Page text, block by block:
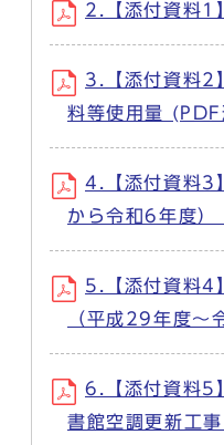
2.【添付資料1
3.【添付資料2
料等使用量 (PDF
4.【添付資料3
から令和6年度
5.【添付資料4
（平成29年度～
6.【添付資料5
書館空調更新工